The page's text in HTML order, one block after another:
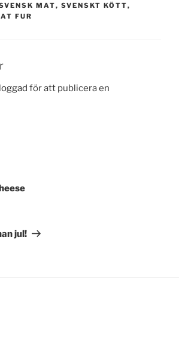
MAT, SVENSKT KÖTT,
FUR
för att publicera en
jul!